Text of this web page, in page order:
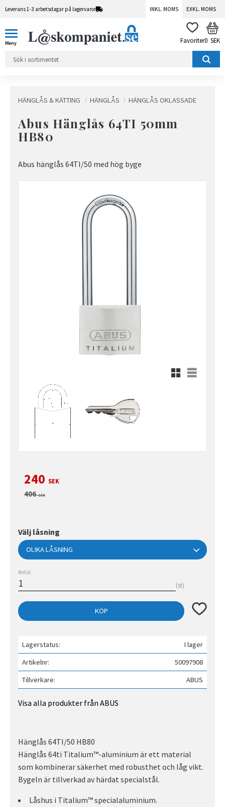
Leverans 1-3 arbetsdagar på lagervaror INKL. MOMS EXKL. MOMS
FAVORITER
0 SEK
HÄNGLÅS & KÄTTING HÄNGLÅS HÄNGLÅS OKLASSADE
Abus Hänglås 64TI 50mm
HB80
Abus hänglås 64TI/50 med hög byge
Rutnätsvy
Listvy
Nedsatt pris:
240 SEK
Ordinarie pris:
406SEK
Välj låsning
Antal
st
KÖP Lägg till
Lagerstatus
I lager
Artikelnr
50097908
Tillverkare
ABUS
Visa alla produkter från ABUS
Hänglås 64TI/50 HB80
Hänglås 64ti Titalium™-aluminium är ett material
som kombinerar säkerhet med robusthet och låg vikt.
Bygeln är tillverkad av härdat specialstål.
Låshus i Titalium™ specialaluminium.